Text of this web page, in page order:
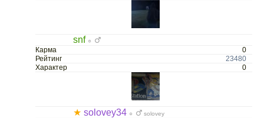
snf ○
Карма
0
Рейтинг
23480
Характер
0
★ solovey34 ○ solovey